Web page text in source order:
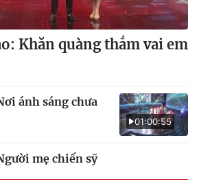
Khăn quàng thắm vai em
01:00:55
ánh sáng chưa
mẹ chiến sỹ